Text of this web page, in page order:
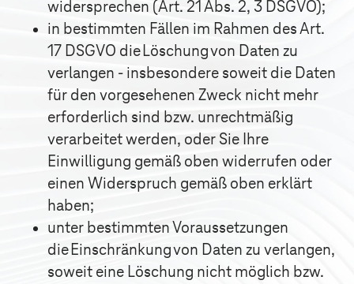
widersprechen (Art. 21 Abs. 2, 3 DSGVO);
in bestimmten Fällen im Rahmen des Art.
17 DSGVO die Löschung von Daten zu
verlangen - insbesondere soweit die Daten
für den vorgesehenen Zweck nicht mehr
erforderlich sind bzw. unrechtmäßig
verarbeitet werden, oder Sie Ihre
Einwilligung gemäß oben widerrufen oder
einen Widerspruch gemäß oben erklärt
haben;
unter bestimmten Voraussetzungen
die Einschränkung von Daten zu verlangen,
soweit eine Löschung nicht möglich bzw.